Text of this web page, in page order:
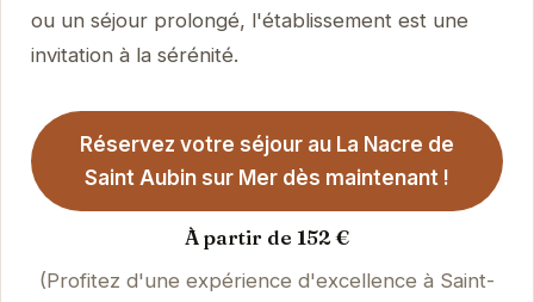
ou un séjour prolongé, l'établissement est une
invitation à la sérénité.
Réservez votre séjour au La Nacre de
Saint Aubin sur Mer dès maintenant !
À partir de 152 €
(Profitez d'une expérience d'excellence à Saint-